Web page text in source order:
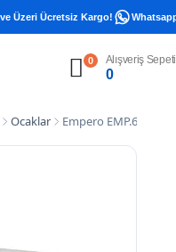
Üzeri Ücretsiz Kargo! Whatsapp
0 Alışveriş Sepeti
0
Ocaklar Empero